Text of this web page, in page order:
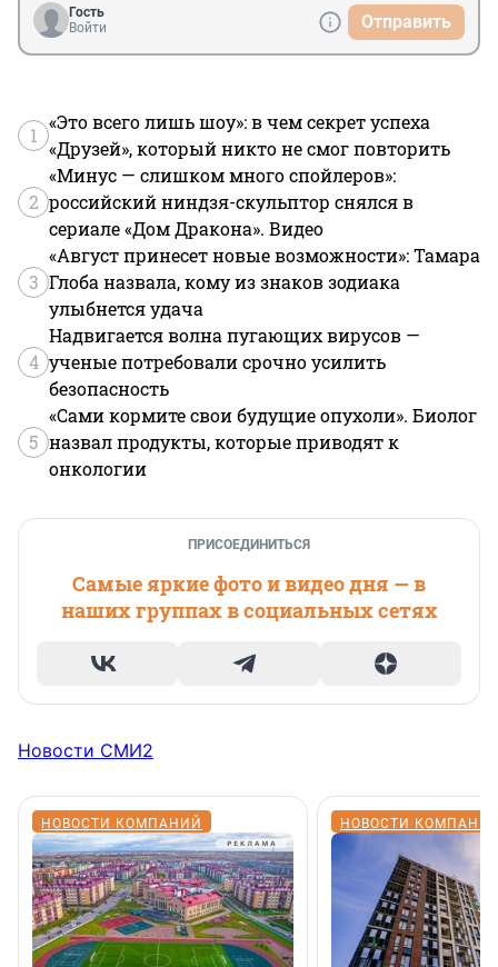
Гость
Войти
Отправить
1
«Это всего лишь шоу»: в чем секрет успеха
«Друзей», который никто не смог повторить
2
«Минус — слишком много спойлеров»:
российский ниндзя-скульптор снялся в
сериале «Дом Дракона». Видео
3
«Август принесет новые возможности»: Тамара
Глоба назвала, кому из знаков зодиака
улыбнется удача
4
Надвигается волна пугающих вирусов —
ученые потребовали срочно усилить
безопасность
5
«Сами кормите свои будущие опухоли». Биолог
назвал продукты, которые приводят к
онкологии
ПРИСОЕДИНИТЬСЯ
Самые яркие фото и видео дня — в
наших группах в социальных сетях
Новости СМИ2
НОВОСТИ КОМПАНИЙ НОВОСТИ